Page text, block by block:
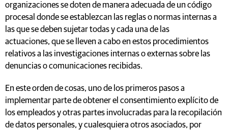
organizaciones se doten de manera adecuada de un código
procesal donde se establezcan las reglas o normas internas a
las que se deben sujetar todas y cada una de las
actuaciones, que se lleven a cabo en estos procedimientos
relativos a las investigaciones internas o externas sobre las
denuncias o comunicaciones recibidas.
En este orden de cosas, uno de los primeros pasos a
implementar parte de obtener el consentimiento explícito de
los empleados y otras partes involucradas para la recopilación
de datos personales, y cualesquiera otros asociados, por